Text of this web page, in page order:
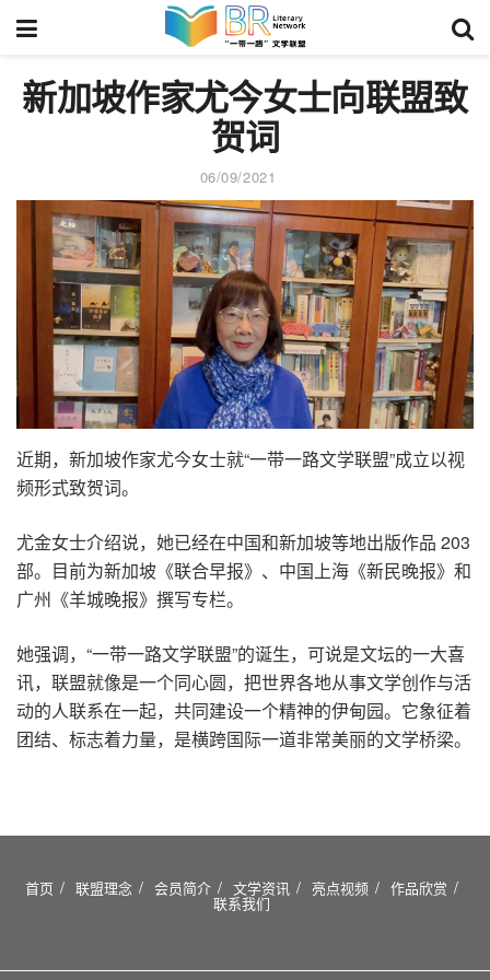
新加坡作家尤今女士向联盟致
贺词
06/09/2021
近期，新加坡作家尤今女士就“一带一路文学联盟”成立以视
频形式致贺词。
尤金女士介绍说，她已经在中国和新加坡等地出版作品 203
部。目前为新加坡《联合早报》、中国上海《新民晚报》和
广州《羊城晚报》撰写专栏。
她强调，“一带一路文学联盟”的诞生，可说是文坛的一大喜
讯，联盟就像是一个同心圆，把世界各地从事文学创作与活
动的人联系在一起，共同建设一个精神的伊甸园。它象征着
团结、标志着力量，是横跨国际一道非常美丽的文学桥梁。
首页 联盟理念 会员简介 文学资讯 亮点视频 作品欣赏
联系我们